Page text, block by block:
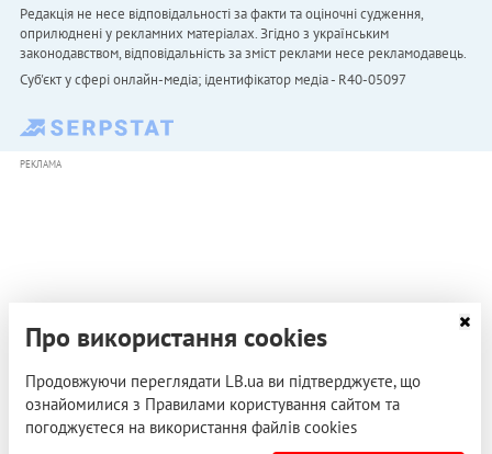
Редакція не несе відповідальності за факти та оціночні судження,
оприлюднені у рекламних матеріалах. Згідно з українським
законодавством, відповідальність за зміст реклами несе рекламодавець.
Cуб'єкт у сфері онлайн-медіа; ідентифікатор медіа - R40-05097
РЕКЛАМА
Про використання cookies
Продовжуючи переглядати LB.ua ви підтверджуєте, що
ознайомилися з Правилами користування сайтом та
погоджуєтеся на використання файлів cookies